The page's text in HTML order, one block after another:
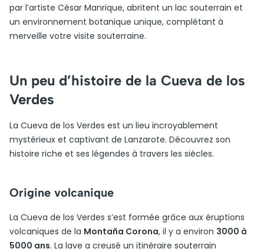
par l’artiste César Manrique, abritent un lac souterrain et
un environnement botanique unique, complétant à
merveille votre visite souterraine.
Un peu d’histoire de la Cueva de los
Verdes
La Cueva de los Verdes est un lieu incroyablement
mystérieux et captivant de Lanzarote. Découvrez son
histoire riche et ses légendes à travers les siècles.
Origine volcanique
La Cueva de los Verdes s’est formée grâce aux éruptions
volcaniques de la Montaña Corona, il y a environ 3000 à
5000 ans. La lave a creusé un itinéraire souterrain